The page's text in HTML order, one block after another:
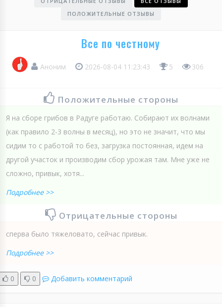
ПОЛОЖИТЕЛЬНЫЕ ОТЗЫВЫ
Все по честному
Аноним 2026-08-04 11:23:43 5 306
Положительные стороны
Я на сборе грибов в Радуге работаю. Собирают их волнами
(как правило 2-3 волны в месяц), но это не значит, что мы
сидим то с работой то без, загрузка постоянная, идем на
другой участок и производим сбор урожая там. Мне уже не
сложно, привык, хотя...
Подробнее >>
Отрицательные стороны
сперва было тяжеловато, сейчас привык.
Подробнее >>
0 0 Добавить комментарий